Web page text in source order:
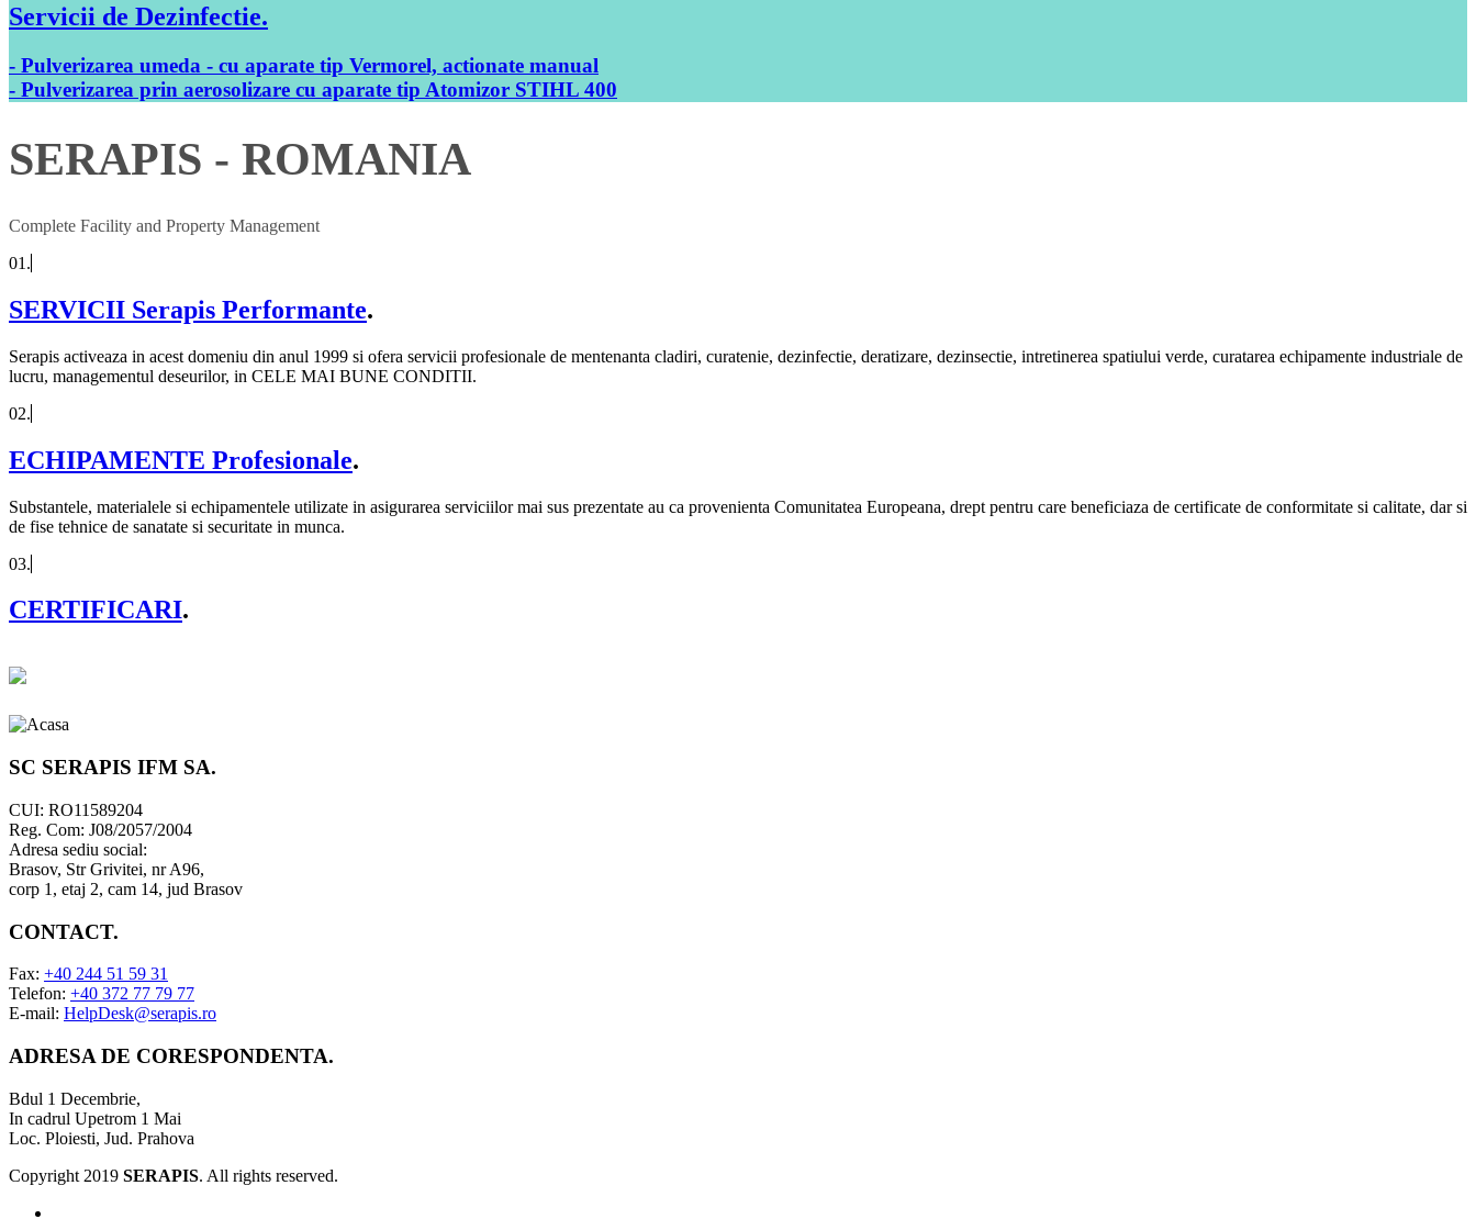
Servicii de Dezinfectie.
- Pulverizarea umeda - cu aparate tip Vermorel, actionate manual
- Pulverizarea prin aerosolizare cu aparate tip Atomizor STIHL 400
SERAPIS - ROMANIA
Complete Facility and Property Management
01 .
SERVICII Serapis Performante.
Serapis activeaza in acest domeniu din anul 1999 si ofera servicii profesionale de mentenanta cladiri, curatenie, dezinfectie, deratizare, dezinsectie, intretinerea spatiului verde, curatarea echipamente industriale de
lucru, managementul deseurilor, in CELE MAI BUNE CONDITII.
02.
ECHIPAMENTE Profesionale.
Substantele, materialele si echipamentele utilizate in asigurarea serviciilor mai sus prezentate au ca provenienta Comunitatea Europeana, drept pentru care beneficiaza de certificate de conformitate si calitate, dar si
de fise tehnice de sanatate si securitate in munca.
03.
CERTIFICARI.
SC SERAPIS IFM SA.
CUI: RO11589204
Reg. Com: J08/2057/2004
Adresa sediu social:
Brasov, Str Grivitei, nr A96,
corp 1, etaj 2, cam 14, jud Brasov
CONTACT.
Fax: +40 244 51 59 31
Telefon: +40 372 77 79 77
E-mail: HelpDesk@serapis.ro
ADRESA DE CORESPONDENTA.
Bdul 1 Decembrie,
In cadrul Upetrom 1 Mai
Loc. Ploiesti, Jud. Prahova
Copyright 2019 SERAPIS. All rights reserved.